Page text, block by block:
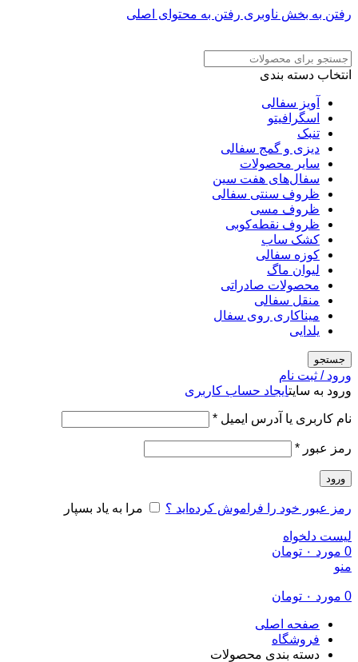
رفتن به بخش ناوبری رفتن به محتوای اصلی
انتخاب دسته بندی
آویز سفالی
اسگرافیتو
تنبک
دیزی و گمج سفالی
سایر محصولات
سفال‌های هفت‌ سین
ظروف سنتی سفالی
ظروف مسی
ظروف نقطه‌کوبی
کشک ساب
کوزه سفالی
لیوان ماگ
محصولات صادراتی
منقل سفالی
میناکاری روی سفال
یلدایی
جستجو
ورود / ثبت نام
ورود به سایتایجاد حساب کاربری
نام کاربری یا آدرس ایمیل *الزامی
رمز عبور *الزامی
ورود
رمز عبور خود را فراموش کرده‌اید ؟ مرا به یاد بسپار
لیست دلخواه
0 مورد ۰ تومان
منو
0 مورد ۰ تومان
صفحه اصلی
فروشگاه
دسته بندی محصولات